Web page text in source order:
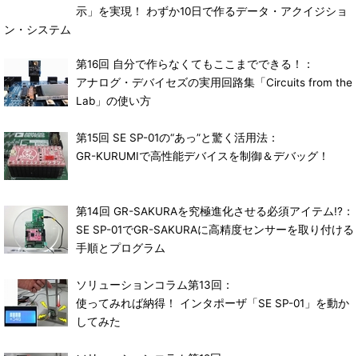
示」を実現！ わずか10日で作るデータ・アクイジショ
ン・システム
第16回 自分で作らなくてもここまでできる！：
アナログ・デバイセズの実用回路集「Circuits from the
Lab」の使い方
第15回 SE SP-01の“あっ”と驚く活用法：
GR-KURUMIで高性能デバイスを制御＆デバッグ！
第14回 GR-SAKURAを究極進化させる必須アイテム!?：
SE SP-01でGR-SAKURAに高精度センサーを取り付ける
手順とプログラム
ソリューションコラム第13回：
使ってみれば納得！ インタポーザ「SE SP-01」を動か
してみた